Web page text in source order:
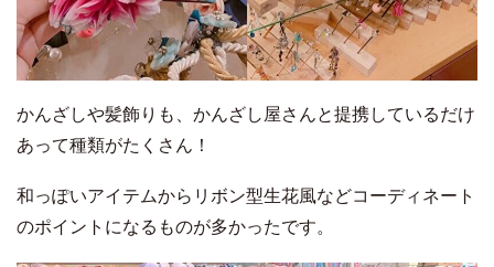
かんざしや髪飾りも、かんざし屋さんと提携しているだけ
あって種類がたくさん！
和っぽいアイテムからリボン型生花風などコーディネート
のポイントになるものが多かったです。